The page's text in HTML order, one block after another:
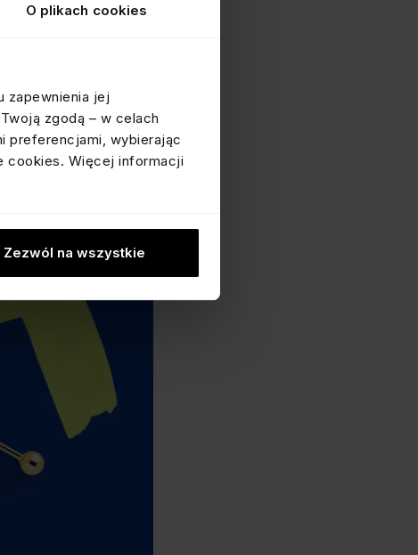
O plikach cookies
zapewnienia jej
zgodą – w celach
preferencjami, wybierając
cookies. Więcej informacji
Zezwól na wszystkie
drugiego – stanowią
gwintem z nakrętką. Jest
podczas snu. Labret
częściach chrząstki